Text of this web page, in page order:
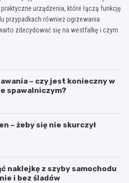
urządzenia, które łączą funkcję
przypadkach również ogrzewania
zdecydować się na westfalkę i czym
– czy jest konieczny w
spawalniczym?
– żeby się nie skurczył
naklejkę z szyby samochodu
i bez śladów